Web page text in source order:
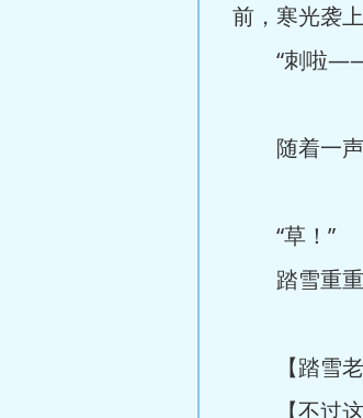
前，寒光袭
“刺啦
随着一声
“草！”
踏雪重重
【踏雪老
【不过这